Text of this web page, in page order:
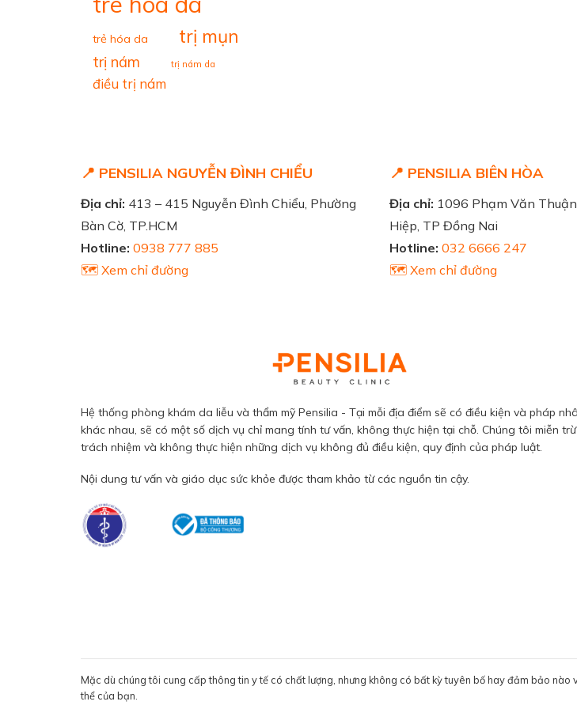
trẻ hóa da trị mụn
trị nám trị nám da
điều trị nám
📍 PENSILIA NGUYỄN ĐÌNH CHIỂU
Địa chỉ: 413 – 415 Nguyễn Đình Chiểu, Phường
Bàn Cờ, TP.HCM
Hotline: 0938 777 885
🗺️ Xem chỉ đường
📍 PENSILIA BIÊN HÒA
Địa chỉ: 1096 Phạm Văn
Hiệp, TP Đồng Nai
Hotline: 032 6666 247
🗺️ Xem chỉ đường
Hệ thống phòng khám da liễu và thẩm mỹ Pensilia - Tại mỗi địa điểm sẽ có điều kiện và pháp
khác nhau, sẽ có một số dịch vụ chỉ mang tính tư vấn, không thực hiện tại chỗ. Chúng tôi miễn trừ
trách nhiệm và không thực hiện những dịch vụ không đủ điều kiện, quy định của pháp luật.
Nội dung tư vấn và giáo dục sức khỏe được tham khảo từ các nguồn tin cậy.
Mặc dù chúng tôi cung cấp thông tin y tế có chất lượng, nhưng không có bất kỳ tuyên bố hay đảm bảo
thể của bạn.